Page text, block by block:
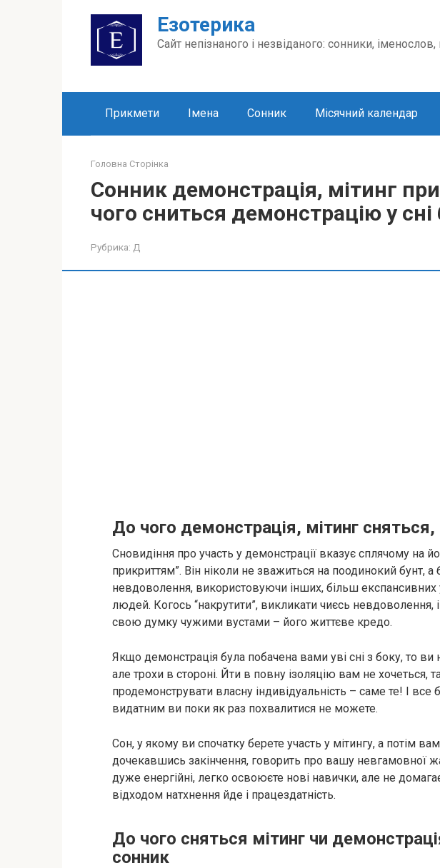
Езотерика
Сайт непізнаного і незвіданого: сонники,
Прикмети Імена Сонник Місячний календар
Головна Сторінка
Сонник демонстрація, мітинг
чого сниться демонстрацію у сні
Рубрика: Д
До чого демонстрація, мітинг
Сновидіння про участь у демонстрації вказує сплячому на
прикриттям”. Він ніколи не зважиться на поодинокий бунт,
невдоволення, використовуючи інших, більш експансивних
людей. Когось “накрутити”, викликати чиєсь
свою думку чужими вустами – його життєве кредо.
Якщо демонстрація була побачена вами уві сні з боку, то ви
але трохи в стороні. Йти в повну ізоляцію вам не хочеться,
продемонструвати власну індивідуальність – саме те! І все
видатним ви поки як раз похвалитися не можете.
Сон, у якому ви спочатку берете участь у мітингу, а потім
дочекавшись закінчення, говорить про вашу невгамовної
дуже енергійні, легко освоюєте нові навички, але не
відходом натхнення йде і працездатність.
До чого сняться мітинг чи
сонник